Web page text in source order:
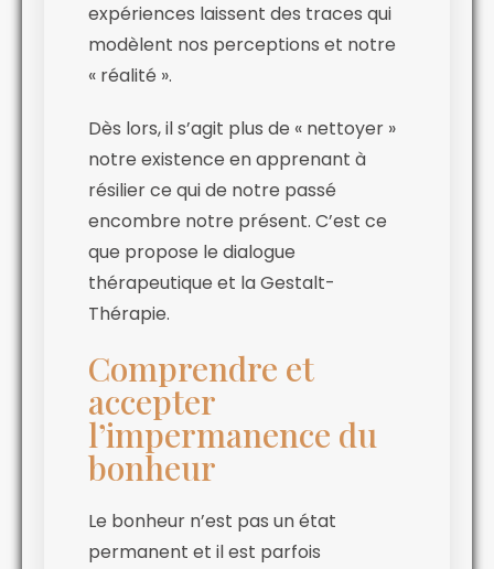
expériences laissent des traces qui
modèlent nos perceptions et notre
« réalité ».
Dès lors, il s’agit plus de « nettoyer »
notre existence en apprenant à
résilier ce qui de notre passé
encombre notre présent. C’est ce
que propose le dialogue
thérapeutique et la Gestalt-
Thérapie.
Comprendre et
accepter
l’impermanence du
bonheur
Le bonheur n’est pas un état
permanent et il est parfois